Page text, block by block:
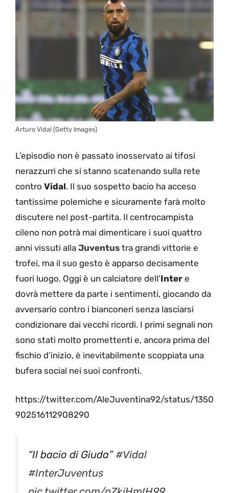
Arturo Vidal (Getty Images)
L’episodio non è passato inosservato ai tifosi
nerazzurri che si stanno scatenando sulla rete
contro Vidal. Il suo sospetto bacio ha acceso
tantissime polemiche e sicuramente farà molto
discutere nel post-partita. Il centrocampista
cileno non potrà mai dimenticare i suoi quattro
anni vissuti alla Juventus tra grandi vittorie e
trofei, ma il suo gesto è apparso decisamente
fuori luogo. Oggi è un calciatore dell’Inter e
dovrà mettere da parte i sentimenti, giocando da
avversario contro i bianconeri senza lasciarsi
condizionare dai vecchi ricordi. I primi segnali non
sono stati molto promettenti e, ancora prima del
fischio d’inizio, è inevitabilmente scoppiata una
bufera social nei suoi confronti.
https://twitter.com/AleJuventina92/status/1350
902516112908290
“Il bacio di Giuda” #Vidal
#InterJuventus